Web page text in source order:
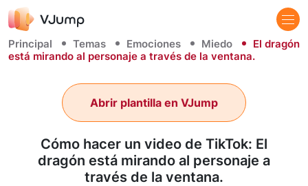
Principal Temas Emociones Miedo
El dragón
está mirando al personaje a través de la ventana.
Cómo hacer un video de TikTok: El
dragón está mirando al personaje a
través de la ventana.
Abrir plantilla en VJump